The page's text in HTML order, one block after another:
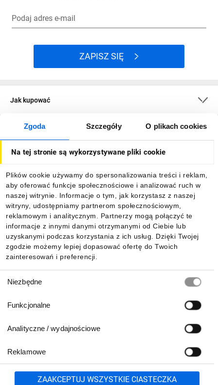
Zgoda Szczegóły O plikach cookies
Na tej stronie są wykorzystywane pliki cookie
Plików cookie używamy do spersonalizowania treści i reklam,
aby oferować funkcje społecznościowe i analizować ruch w
naszej witrynie. Informacje o tym, jak korzystasz z naszej
witryny, udostępniamy partnerom społecznościowym,
reklamowym i analitycznym. Partnerzy mogą połączyć te
informacje z innymi danymi otrzymanymi od Ciebie lub
uzyskanymi podczas korzystania z ich usług. Dzięki Twojej
zgodzie możemy lepiej dopasować ofertę do Twoich
zainteresowań i preferencji.
zgody
Niezbędne
Funkcjonalne
Analityczne / wydajnościowe
Reklamowe
ZAAKCEPTUJ WSZYSTKIE CIASTECZKA
Podaj adres e-mail
ZAPISZ SIĘ
Jak kupować
O firmie
Informacje
Pobierz naszą aplikację mobilną:
801 500 700 lub
71 37 61 600